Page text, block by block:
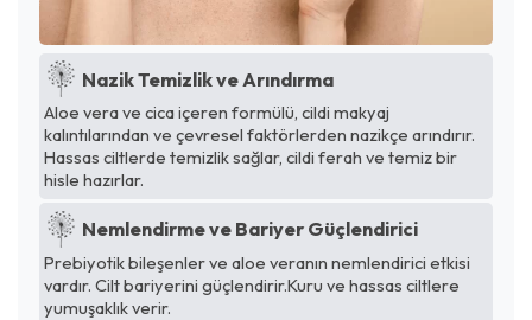
Nazik Temizlik ve Arındırma
Aloe vera ve cica içeren formülü, cildi makyaj
kalıntılarından ve çevresel faktörlerden nazikçe arındırır.
Hassas ciltlerde temizlik sağlar, cildi ferah ve temiz bir
hisle hazırlar.
Nemlendirme ve Bariyer Güçlendirici
Prebiyotik bileşenler ve aloe veranın nemlendirici etkisi
vardır. Cilt bariyerini güçlendirir.Kuru ve hassas ciltlere
yumuşaklık verir.